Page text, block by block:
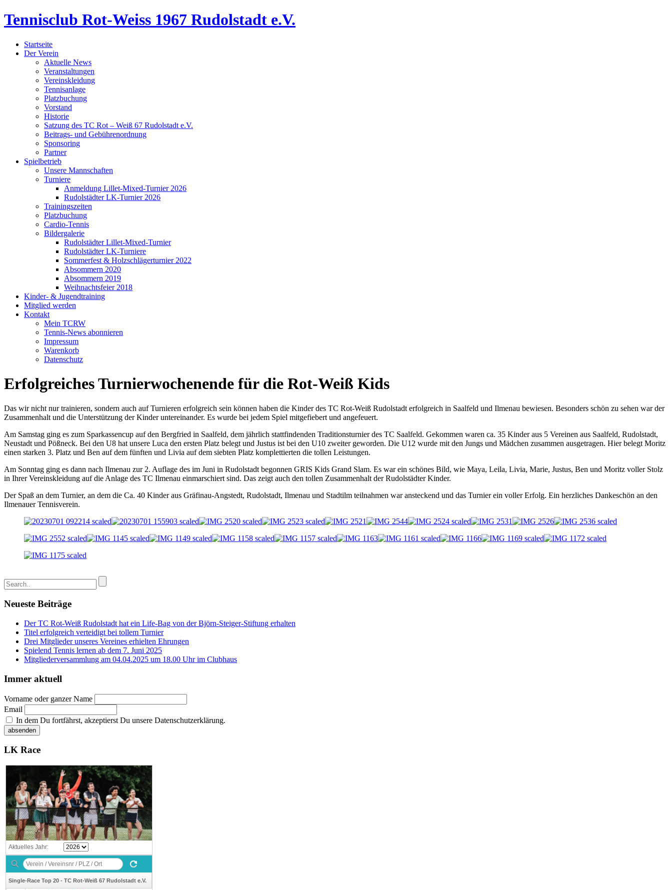
Tennisclub Rot-Weiss 1967 Rudolstadt e.V.
Startseite
Der Verein
Aktuelle News
Veranstaltungen
Vereinskleidung
Tennisanlage
Platzbuchung
Vorstand
Historie
Satzung des TC Rot – Weiß 67 Rudolstadt e.V.
Beitrags- und Gebührenordnung
Sponsoring
Partner
Spielbetrieb
Unsere Mannschaften
Turniere
Anmeldung Lillet-Mixed-Turnier 2026
Rudolstädter LK-Turnier 2026
Trainingszeiten
Platzbuchung
Cardio-Tennis
Bildergalerie
Rudolstädter Lillet-Mixed-Turnier
Rudolstädter LK-Turniere
Sommerfest & Holzschlägerturnier 2022
Absommern 2020
Absommern 2019
Weihnachtsfeier 2018
Kinder- & Jugendtraining
Mitglied werden
Kontakt
Mein TCRW
Tennis-News abonnieren
Impressum
Warenkorb
Datenschutz
Erfolgreiches Turnierwochenende für die Rot-Weiß Kids
Das wir nicht nur trainieren, sondern auch auf Turnieren erfolgreich sein können haben die Kinder des TC Rot-Weiß Rudolstadt erfolgreich in Saalfeld und Ilmenau bewiesen. Besonders schön zu sehen war der
Zusammenhalt und die Unterstützung der Kinder untereinander. Es wurde bei jedem Spiel mitgefiebert und angefeuert.
Am Samstag ging es zum Sparkassencup auf den Bergfried in Saalfeld, dem jährlich stattfindenden Traditionsturnier des TC Saalfeld. Gekommen waren ca. 35 Kinder aus 5 Vereinen aus Saalfeld, Rudolstadt,
Neustadt und Pößneck. Bei den U8 hat unsere Luca den ersten Platz belegt und Justus ist bei den U10 zweiter geworden. Die U12 wurde mit den Jungs und Mädchen zusammen ausgetragen. Hier belegt Moritz
einen starken 3. Platz und Ben auf dem fünften und Livia auf dem siebten Platz komplettierten die tollen Leistungen.
Am Sonntag ging es dann nach Ilmenau zur 2. Auflage des im Juni in Rudolstadt begonnen GRIS Kids Grand Slam. Es war ein schönes Bild, wie Maya, Leila, Livia, Marie, Justus, Ben und Moritz voller Stolz
in Ihrer Vereinskleidung auf die Anlage des TC Ilmenau einmarschiert sind. Das zeigt auch den tollen Zusammenhalt der Rudolstädter Kinder.
Der Spaß an dem Turnier, an dem die Ca. 40 Kinder aus Gräfinau-Angstedt, Rudolstadt, Ilmenau und Stadtilm teilnahmen war ansteckend und das Turnier ein voller Erfolg. Ein herzliches Dankeschön an den
Ilmenauer Tennisverein.
Neueste Beiträge
Der TC Rot-Weiß Rudolstadt hat ein Life-Bag von der Björn-Steiger-Stiftung erhalten
Titel erfolgreich verteidigt bei tollem Turnier
Drei Mitglieder unseres Vereines erhielten Ehrungen
Spielend Tennis lernen ab dem 7. Juni 2025
Mitgliederversammlung am 04.04.2025 um 18.00 Uhr im Clubhaus
Immer aktuell
Vorname oder ganzer Name
Email
In dem Du fortfährst, akzeptierst Du unsere Datenschutzerklärung.
LK Race